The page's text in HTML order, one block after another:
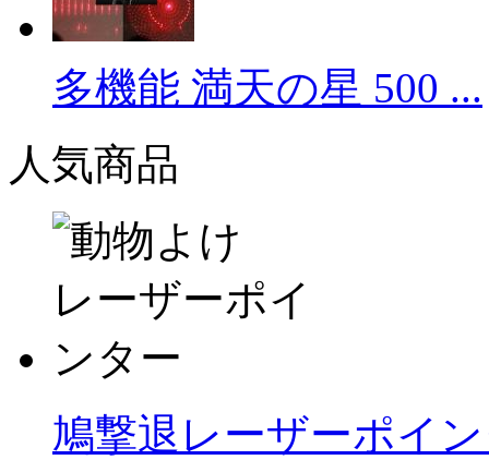
多機能 満天の星 500 ...
人気商品
鳩撃退レーザーポイ